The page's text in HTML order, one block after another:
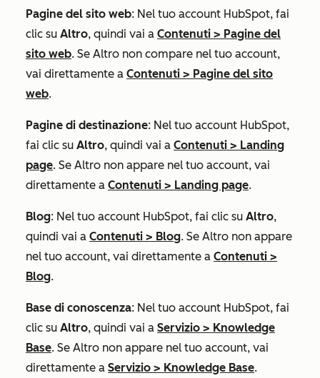
Pagine del sito web: Nel tuo account HubSpot, fai
clic su Altro, quindi vai a Contenuti > Pagine del
sito web. Se Altro non compare nel tuo account,
vai direttamente a Contenuti > Pagine del sito
web.
Pagine di destinazione: Nel tuo account HubSpot,
fai clic su Altro, quindi vai a Contenuti > Landing
page. Se Altro non appare nel tuo account, vai
direttamente a Contenuti > Landing page.
Blog: Nel tuo account HubSpot, fai clic su Altro,
quindi vai a Contenuti > Blog. Se Altro non appare
nel tuo account, vai direttamente a Contenuti >
Blog.
Base di conoscenza: Nel tuo account HubSpot, fai
clic su Altro, quindi vai a Servizio > Knowledge
Base. Se Altro non appare nel tuo account, vai
direttamente a Servizio > Knowledge Base.